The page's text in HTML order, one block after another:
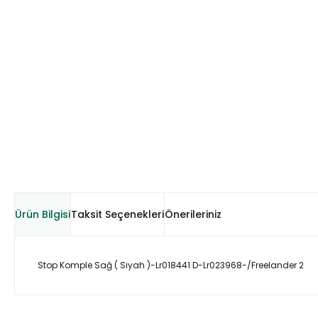
Ürün BilgisiTaksit SeçenekleriÖnerileriniz
Stop Komple Sağ ( Siyah )-Lr018441 D-Lr023968-/Freelander 2